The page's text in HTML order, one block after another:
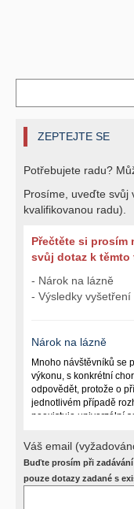
ZEPTEJTE SE
Potřebujete radu?
Prosíme, uveďte svůj
kvalifikovanou radu).
Přečtěte si prosím
svůj dotaz k těmto
- Nárok na lázně
- Výsledky vyšetření
Nárok na lázně
Mnoho návštěvníků se
výkonu, s konkrétní
odpovědět, protože o
jednotlivém případě
neexistuje univerzální
postižení pacienta a
Požádejte svého
příslušný revizní lékař.
Váš email
Buďte prosím při
pouze dotazy zadané s